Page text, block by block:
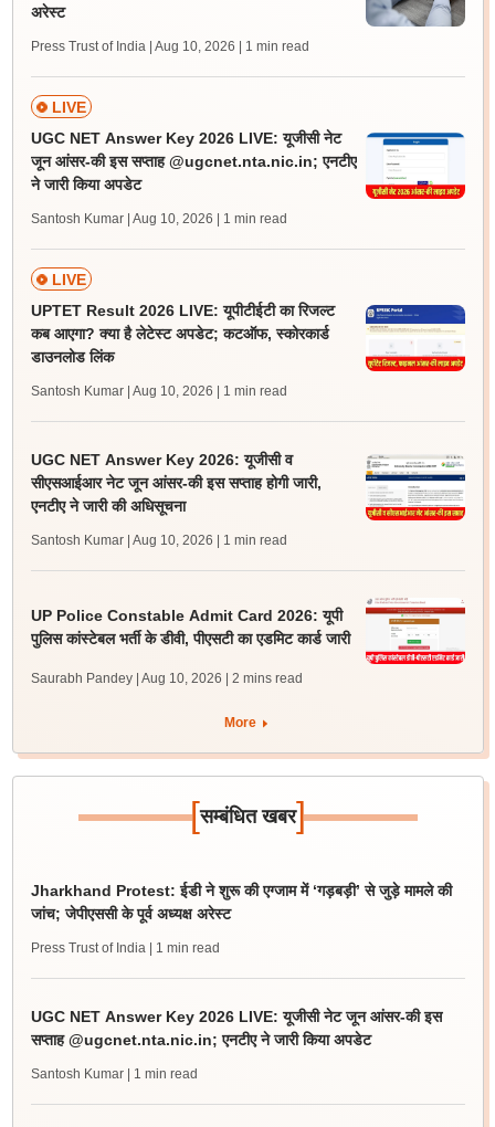
अरेस्ट
Press Trust of India | Aug 10, 2026 | 1 min read
LIVE
UGC NET Answer Key 2026 LIVE: यूजीसी नेट
जून आंसर-की इस सप्ताह @ugcnet.nta.nic.in; एनटीए
ने जारी किया अपडेट
Santosh Kumar | Aug 10, 2026 | 1 min read
LIVE
UPTET Result 2026 LIVE: यूपीटीईटी का रिजल्ट
कब आएगा? क्या है लेटेस्ट अपडेट; कटऑफ, स्कोरकार्ड
डाउनलोड लिंक
Santosh Kumar | Aug 10, 2026 | 1 min read
UGC NET Answer Key 2026: यूजीसी व
सीएसआईआर नेट जून आंसर-की इस सप्ताह होगी जारी,
एनटीए ने जारी की अधिसूचना
Santosh Kumar | Aug 10, 2026 | 1 min read
UP Police Constable Admit Card 2026: यूपी
पुलिस कांस्टेबल भर्ती के डीवी, पीएसटी का एडमिट कार्ड जारी
Saurabh Pandey | Aug 10, 2026 | 2 mins read
More
[सम्बंधित खबर]
Jharkhand Protest: ईडी ने शुरू की एग्जाम में ‘गड़बड़ी’ से जुड़े मामले की
जांच; जेपीएससी के पूर्व अध्यक्ष अरेस्ट
Press Trust of India | 1 min read
UGC NET Answer Key 2026 LIVE: यूजीसी नेट जून आंसर-की इस
सप्ताह @ugcnet.nta.nic.in; एनटीए ने जारी किया अपडेट
Santosh Kumar | 1 min read